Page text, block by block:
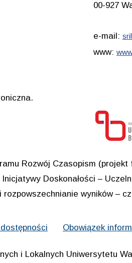
00-927
e-mail:
www:
Rozwój Czasopism
Doskonałości –
wyników –
Obowiązek
i Lokalnych Uniwersytetu